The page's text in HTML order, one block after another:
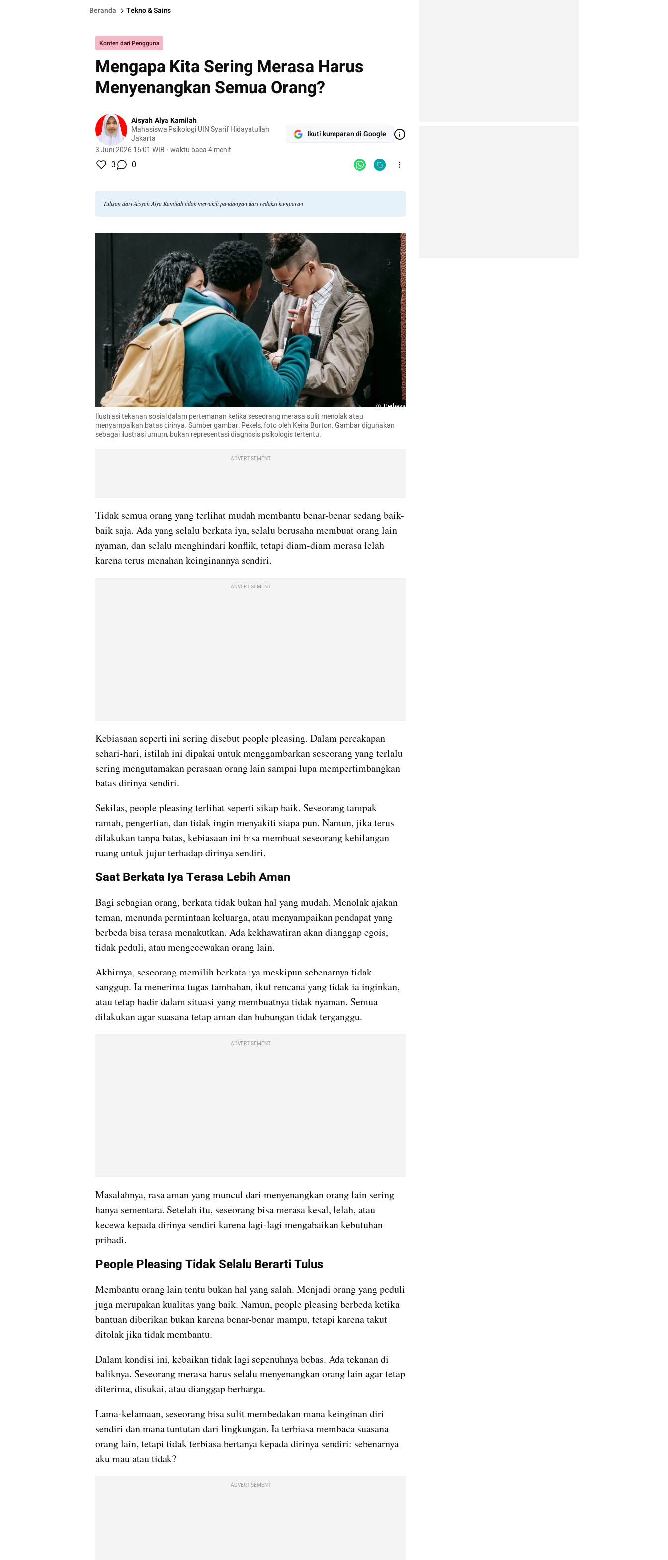
Beranda Tekno & Sains
Konten dari Pengguna
Mengapa Kita Sering Merasa Harus
Menyenangkan Semua Orang?
Aisyah Alya Kamilah
Mahasiswa Psikologi UIN Syarif Hidayatullah
Jakarta
3 Juni 2026 16:01 WIB · waktu baca 4 menit
Ikuti kumparan di Google
3 0
Tulisan dari Aisyah Alya Kamilah tidak mewakili pandangan dari redaksi kumparan
Perbesar
Ilustrasi tekanan sosial dalam pertemanan ketika seseorang merasa sulit menolak atau
menyampaikan batas dirinya. Sumber gambar: Pexels, foto oleh Keira Burton. Gambar digunakan
sebagai ilustrasi umum, bukan representasi diagnosis psikologis tertentu.
ADVERTISEMENT
Tidak semua orang yang terlihat mudah membantu benar-benar sedang baik-
baik saja. Ada yang selalu berkata iya, selalu berusaha membuat orang lain
nyaman, dan selalu menghindari konflik, tetapi diam-diam merasa lelah
karena terus menahan keinginannya sendiri.
ADVERTISEMENT
Kebiasaan seperti ini sering disebut people pleasing. Dalam percakapan
sehari-hari, istilah ini dipakai untuk menggambarkan seseorang yang terlalu
sering mengutamakan perasaan orang lain sampai lupa mempertimbangkan
batas dirinya sendiri.
Sekilas, people pleasing terlihat seperti sikap baik. Seseorang tampak
ramah, pengertian, dan tidak ingin menyakiti siapa pun. Namun, jika terus
dilakukan tanpa batas, kebiasaan ini bisa membuat seseorang kehilangan
ruang untuk jujur terhadap dirinya sendiri.
Saat Berkata Iya Terasa Lebih Aman
Bagi sebagian orang, berkata tidak bukan hal yang mudah. Menolak ajakan
teman, menunda permintaan keluarga, atau menyampaikan pendapat yang
berbeda bisa terasa menakutkan. Ada kekhawatiran akan dianggap egois,
tidak peduli, atau mengecewakan orang lain.
Akhirnya, seseorang memilih berkata iya meskipun sebenarnya tidak
sanggup. Ia menerima tugas tambahan, ikut rencana yang tidak ia inginkan,
atau tetap hadir dalam situasi yang membuatnya tidak nyaman. Semua
dilakukan agar suasana tetap aman dan hubungan tidak terganggu.
ADVERTISEMENT
Masalahnya, rasa aman yang muncul dari menyenangkan orang lain sering
hanya sementara. Setelah itu, seseorang bisa merasa kesal, lelah, atau
kecewa kepada dirinya sendiri karena lagi-lagi mengabaikan kebutuhan
pribadi.
People Pleasing Tidak Selalu Berarti Tulus
Membantu orang lain tentu bukan hal yang salah. Menjadi orang yang peduli
juga merupakan kualitas yang baik. Namun, people pleasing berbeda ketika
bantuan diberikan bukan karena benar-benar mampu, tetapi karena takut
ditolak jika tidak membantu.
Dalam kondisi ini, kebaikan tidak lagi sepenuhnya bebas. Ada tekanan di
baliknya. Seseorang merasa harus selalu menyenangkan orang lain agar tetap
diterima, disukai, atau dianggap berharga.
Lama-kelamaan, seseorang bisa sulit membedakan mana keinginan diri
sendiri dan mana tuntutan dari lingkungan. Ia terbiasa membaca suasana
orang lain, tetapi tidak terbiasa bertanya kepada dirinya sendiri: sebenarnya
aku mau atau tidak?
ADVERTISEMENT